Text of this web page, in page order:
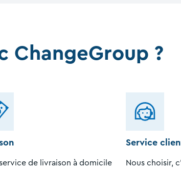
ChangeGroup ?
de livraison à domicile
Service
Nous choisir,